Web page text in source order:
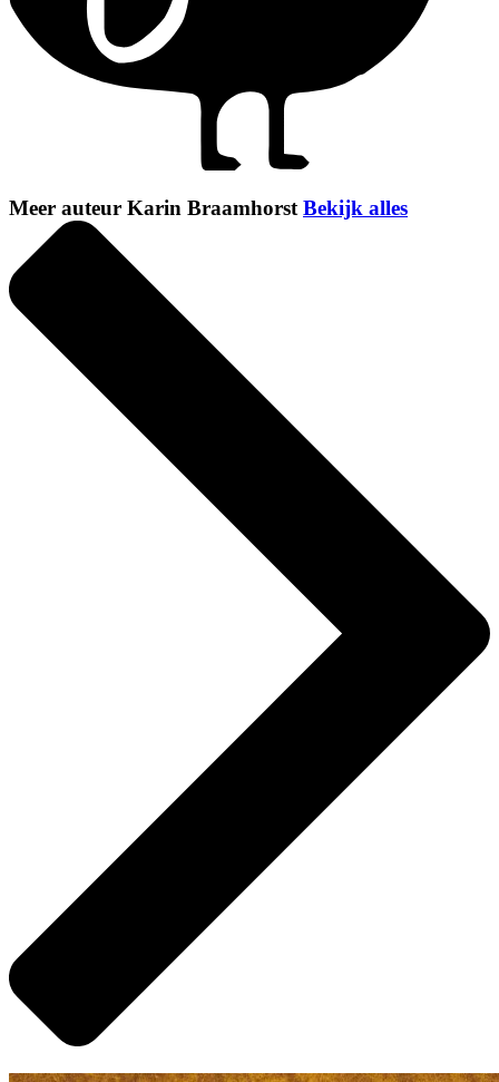
Meer auteur Karin Braamhorst Bekijk alles